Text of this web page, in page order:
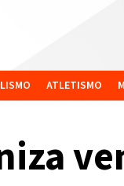
ATLETISMO